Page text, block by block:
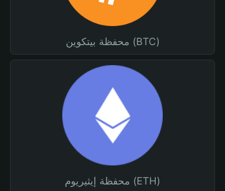
محفظة بيتكوين (BTC)
محفظة إيثيريوم (ETH)